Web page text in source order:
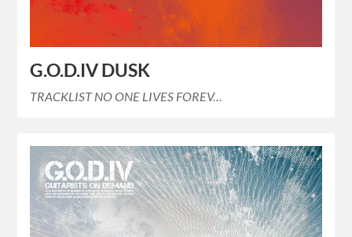
G.O.D.IV DUSK
TRACKLIST NO ONE LIVES FOREV…